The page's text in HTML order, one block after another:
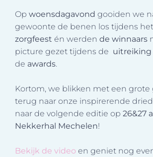
Op woensdagavond gooiden we
gewoonte de benen los tijdens het
zorgfeest én werden de winnaars
picture gezet tijdens de uitreiking
de awards.
Kortom, we blikken met een grote
terug naar onze inspirerende
naar de volgende editie op 26&27
Nekkerhal Mechelen!
Bekijk de video en geniet nog